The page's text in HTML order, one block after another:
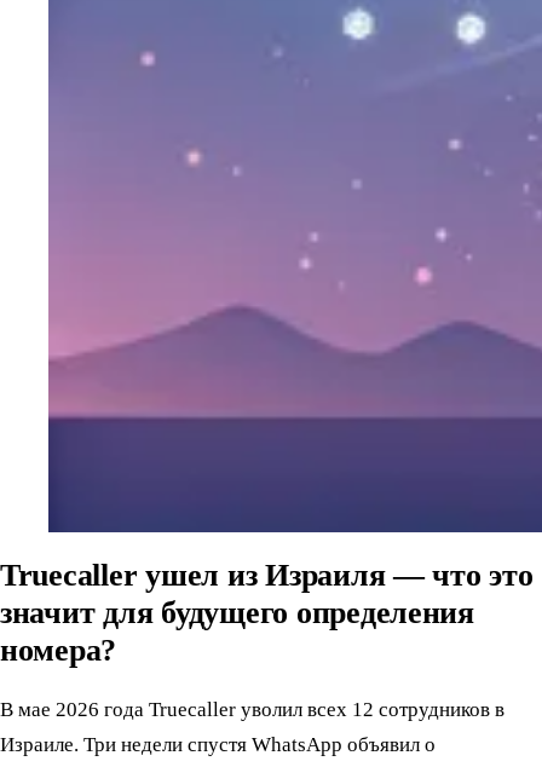
Truecaller ушел из Израиля — что это
значит для будущего определения
номера?
В мае 2026 года Truecaller уволил всех 12 сотрудников в
Израиле. Три недели спустя WhatsApp объявил о